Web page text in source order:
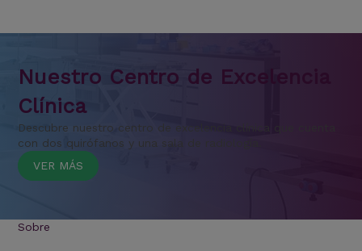
Nuestro Centro de Excelencia
Clínica
Descubre nuestro centro de excelencia clínica que cuenta
con dos quirófanos y una sala de radiología.
VER MÁS
Sobre